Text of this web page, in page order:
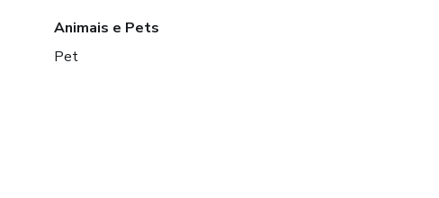
Animais e Pets
Pet